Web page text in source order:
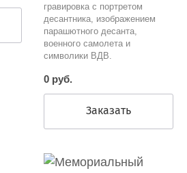
гравировка с портретом
десантника, изображением
парашютного десанта,
военного самолета и
символики ВДВ.
0 руб.
Заказать